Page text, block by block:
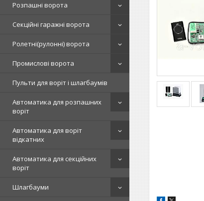
Розпашні ворота
Секційні гаражні ворота
Ролетні(рулонні) ворота
Промислові ворота
Пульти для воріт і шлагбаумів
Автоматика для розпашних
воріт
Автоматика для воріт
відкатних
Автоматика для секційних
воріт
Шлагбауми